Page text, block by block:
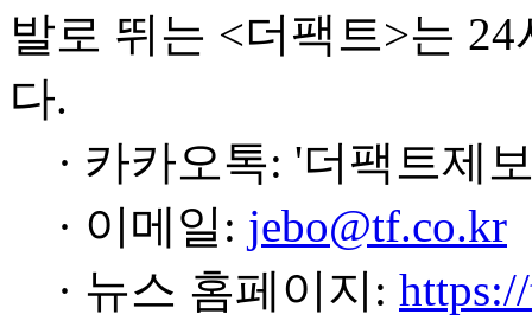
발로 뛰는 <더팩트>는
다.
· 카카오톡: '더팩트제
· 이메일: jebo@tf.co.kr
· 뉴스 홈페이지: